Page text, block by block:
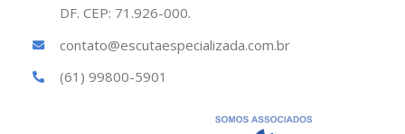
DF. CEP: 71.926-000.
contato@escutaespecializada.com.br
(61) 99800-5901